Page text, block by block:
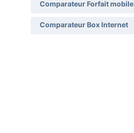
Comparateur Forfait mobile
Comparateur Box Internet